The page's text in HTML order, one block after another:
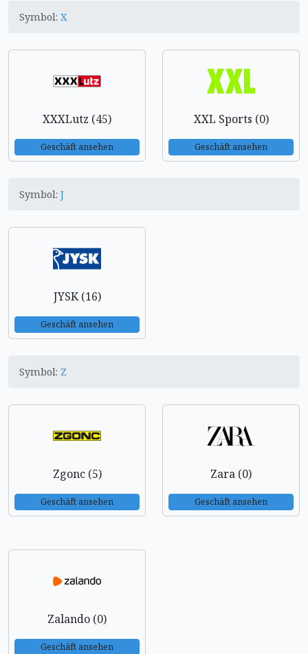
Symbol: X
XXXLutz (45)
Geschäft ansehen
XXL Sports (0)
Geschäft ansehen
Symbol: J
JYSK (16)
Geschäft ansehen
Symbol: Z
Zgonc (5)
Geschäft ansehen
Zara (0)
Geschäft ansehen
Zalando (0)
Geschäft ansehen